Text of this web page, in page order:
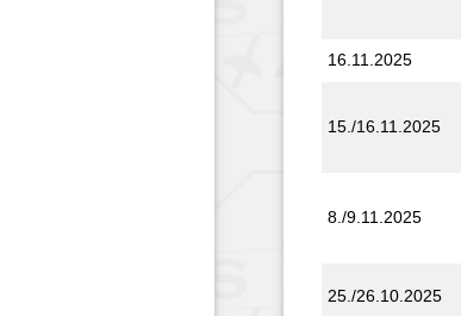
16.11.2025
15./16.11.2025
8./9.11.2025
25./26.10.2025